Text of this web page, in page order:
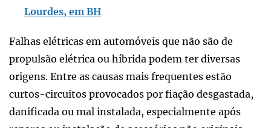
Lourdes, em BH
Falhas elétricas em automóveis que não são de
propulsão elétrica ou híbrida podem ter diversas
origens. Entre as causas mais frequentes estão
curtos-circuitos provocados por fiação desgastada,
danificada ou mal instalada, especialmente após